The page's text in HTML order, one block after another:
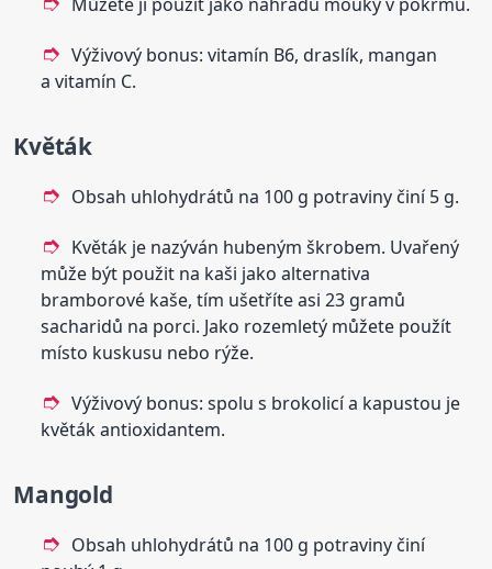
Výživový bonus: vitamín B6, draslík, mangan
a vitamín C.
Květák
Obsah uhlohydrátů na 100 g potraviny činí 5 g.
Květák je nazýván hubeným škrobem. Uvařený
může být použit na kaši jako alternativa
bramborové kaše, tím ušetříte asi 23 gramů
sacharidů na porci. Jako rozemletý můžete použít
místo kuskusu nebo rýže.
Výživový bonus: spolu s brokolicí a kapustou je
květák antioxidantem.
Mangold
Obsah uhlohydrátů na 100 g potraviny činí